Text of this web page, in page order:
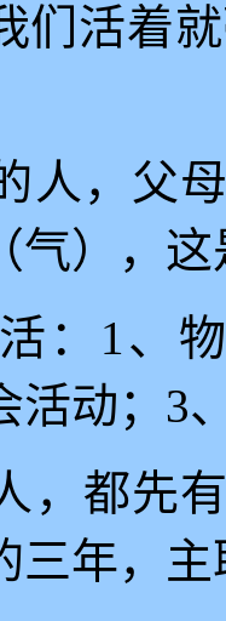
们活着
人，父
气），
： 1 、
动； 3
，都先
三年，